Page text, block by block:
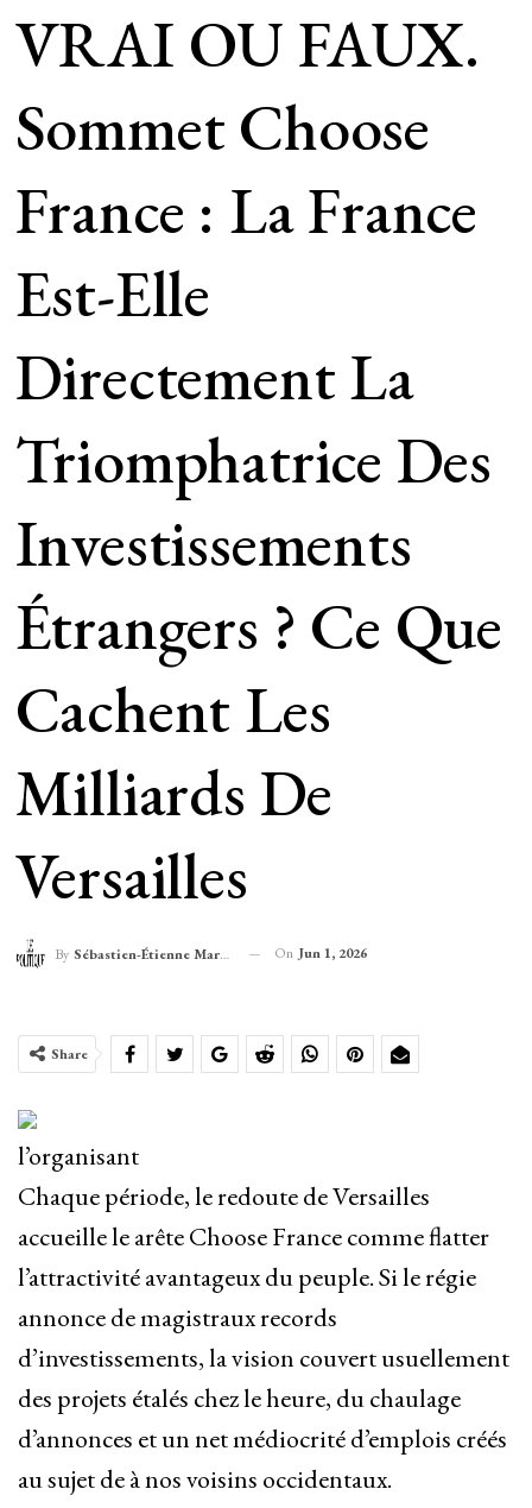
VRAI OU FAUX.
Sommet Choose
France : La France
Est-Elle
Directement La
Triomphatrice Des
Investissements
Étrangers ? Ce Que
Cachent Les
Milliards De
Versailles
By Sébastien-Étienne Marechal On Jun 1, 2026
Share
l’organisant
Chaque période, le redoute de Versailles
accueille le arête Choose France comme flatter
l’attractivité avantageux du peuple. Si le régie
annonce de magistraux records
d’investissements, la vision couvert usuellement
des projets étalés chez le heure, du chaulage
d’annonces et un net médiocrité d’emplois créés
au sujet de à nos voisins occidentaux.